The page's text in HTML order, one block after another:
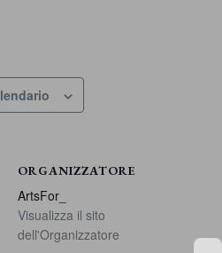
ORGANIZZATORE
ArtsFor_
Visualizza il sito
dell'Organizzatore